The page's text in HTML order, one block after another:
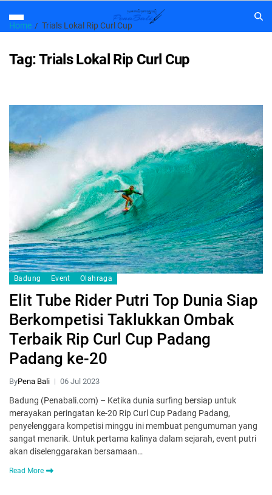
Home Trials Lokal Rip Curl Cup
Tag:Trials Lokal Rip Curl Cup
Badung Event Olahraga
Elit Tube Rider Putri Top Dunia Siap
Berkompetisi Taklukkan Ombak
Terbaik Rip Curl Cup Padang
Padang ke-20
ByPena Bali 06 Jul 2023
Badung (Penabali.com) – Ketika dunia surfing bersiap untuk
merayakan peringatan ke-20 Rip Curl Cup Padang Padang,
penyelenggara kompetisi minggu ini membuat pengumuman yang
sangat menarik. Untuk pertama kalinya dalam sejarah, event putri
akan diselenggarakan bersamaan…
Read More